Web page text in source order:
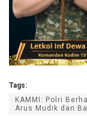
Tags:
KAMMI: Polri
Arus Mudik dan